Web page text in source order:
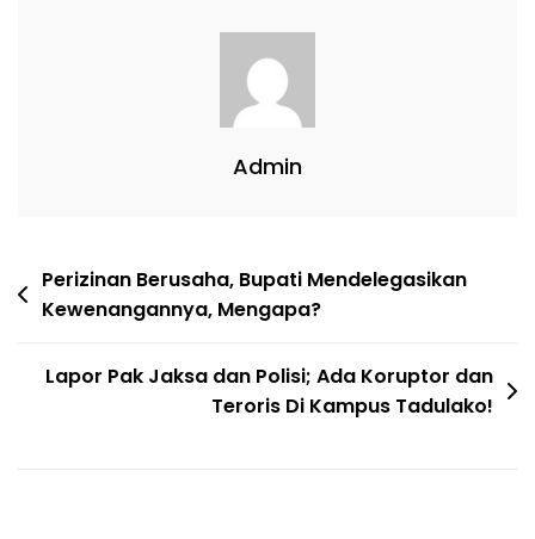
Admin
Perizinan Berusaha, Bupati Mendelegasikan
Kewenangannya, Mengapa?
Lapor Pak Jaksa dan Polisi; Ada Koruptor dan
Teroris Di Kampus Tadulako!